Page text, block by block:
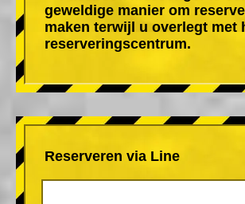
geweldige manier om
maken terwijl u overlegt met
reserveringscentrum.
Reserveren via Line